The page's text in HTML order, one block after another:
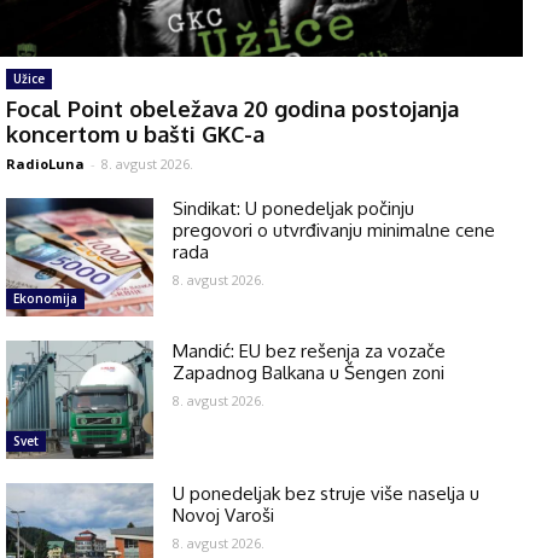
Užice
Focal Point obeležava 20 godina postojanja
koncertom u bašti GKC-a
RadioLuna - 8. avgust 2026.
Ekonomija
Sindikat: U ponedeljak počinju
pregovori o utvrđivanju minimalne cene
rada
8. avgust 2026.
Svet
Mandić: EU bez rešenja za vozače
Zapadnog Balkana u Šengen zoni
8. avgust 2026.
U ponedeljak bez struje više naselja u
Novoj Varoši
8. avgust 2026.